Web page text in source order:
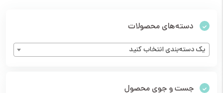
دسته‌های محصولات
یک دسته‌بندی انتخاب کنید
جست و جوی محصول